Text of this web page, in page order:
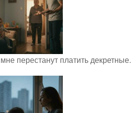
перестанут платить декретные.